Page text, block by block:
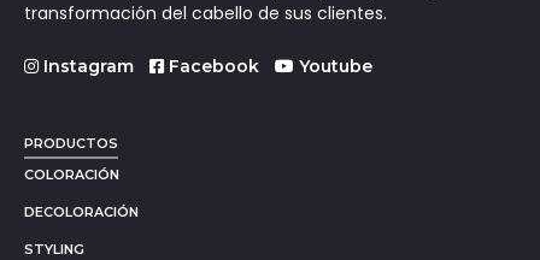
transformación del cabello de sus clientes.
Instagram Facebook Youtube
PRODUCTOS
COLORACIÓN
DECOLORACIÓN
STYLING